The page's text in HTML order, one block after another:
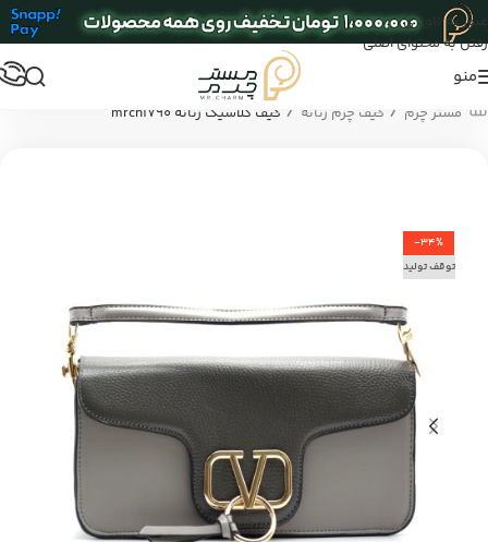
عبور به ناوبری
رفتن به محتوای اصلی
منو
مستر چرم / کیف چرم زنانه / کیف کلاسیک زنانه mrch1790
-34%
توقف تولید